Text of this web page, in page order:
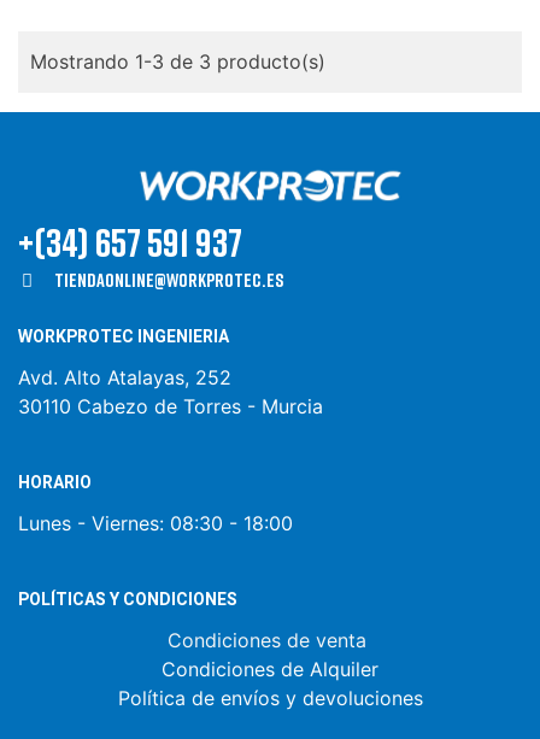
Mostrando 1-3 de 3 producto(s)
+(34) 657 591 937
Tiendaonline@workprotec.es
WORKPROTEC INGENIERIA
Avd. Alto Atalayas, 252
30110 Cabezo de Torres - Murcia
HORARIO
Lunes - Viernes: 08:30 - 18:00
POLÍTICAS Y CONDICIONES
Condiciones de venta
Condiciones de Alquiler
Política de envíos y devoluciones